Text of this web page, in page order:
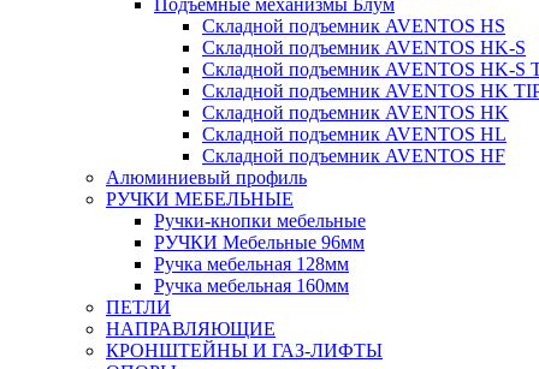
Подъемные механизмы Блум
Складной подъемник AVENTOS HS
Складной подъемник AVENTOS HK-S
Складной подъемник AVENTOS HK-S
Складной подъемник AVENTOS HK
Складной подъемник AVENTOS HK
Складной подъемник AVENTOS HL
Складной подъемник AVENTOS HF
Алюминиевый профиль
РУЧКИ МЕБЕЛЬНЫЕ
Ручки-кнопки мебельные
РУЧКИ Мебельные 96мм
Ручка мебельная 128мм
Ручка мебельная 160мм
ПЕТЛИ
НАПРАВЛЯЮЩИЕ
КРОНШТЕЙНЫ И ГАЗ-ЛИФТЫ